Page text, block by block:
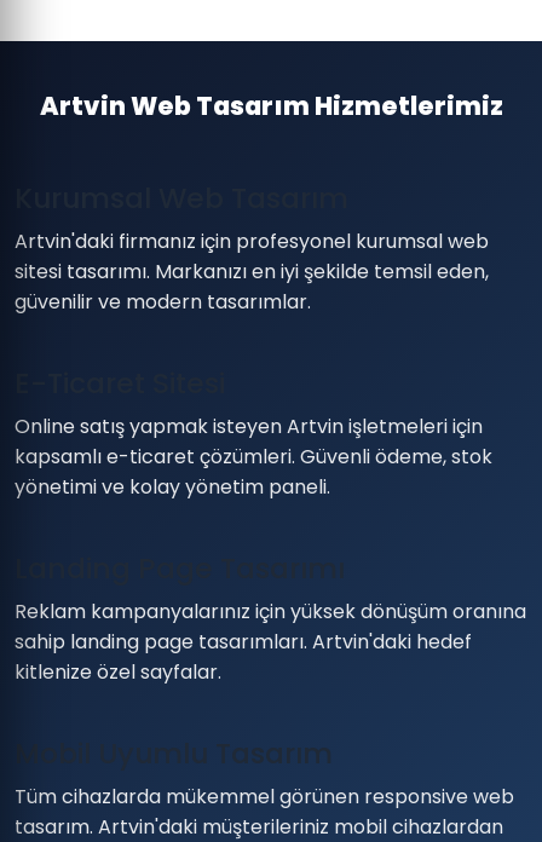
Artvin Web Tasarım Hizmetlerimiz
Artvin'daki firmanız için profesyonel kurumsal web
sitesi tasarımı. Markanızı en iyi şekilde temsil eden,
güvenilir ve modern tasarımlar.
Online satış yapmak isteyen Artvin işletmeleri için
kapsamlı e-ticaret çözümleri. Güvenli ödeme, stok
yönetimi ve kolay yönetim paneli.
Reklam kampanyalarınız için yüksek dönüşüm oranına
sahip landing page tasarımları. Artvin'daki hedef
kitlenize özel sayfalar.
Mobil Uyumlu Tasarım
Tüm cihazlarda mükemmel görünen responsive web
tasarım. Artvin'daki müşterileriniz mobil cihazlardan